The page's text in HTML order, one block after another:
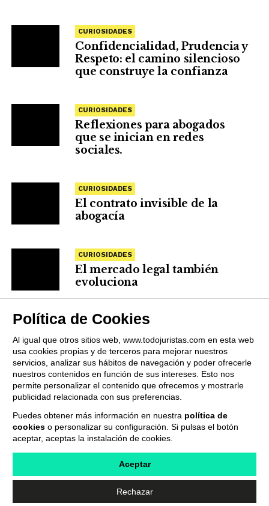
CURIOSIDADES
Confidencialidad, Prudencia y
Respeto: el camino silencioso
que construye la confianza
CURIOSIDADES
Reflexiones para abogados
que se inician en redes
sociales.
CURIOSIDADES
El contrato invisible de la
abogacía
CURIOSIDADES
El mercado legal también
evoluciona
QUIENES SOMOS PUBLICIDAD
PROVEEDORES
TERMINOS Y CONDICIONES
POLÍTICA DE PRIVACIDAD
Copyright © 2019 Todojuristas.com Todos los Derechos
Política de Cookies
Al igual que otros sitios web, www.todojuristas.com en esta web
usa cookies propias y de terceros para mejorar nuestros
servicios, analizar sus hábitos de navegación y poder ofrecerle
nuestros contenidos en función de sus intereses. Esto nos
permite personalizar el contenido que ofrecemos y mostrarle
publicidad relacionada con sus preferencias.
Puedes obtener más información en nuestra política de
cookies o personalizar su configuración. Si pulsas el botón
aceptar, aceptas la instalación de cookies.
Aceptar
Rechazar